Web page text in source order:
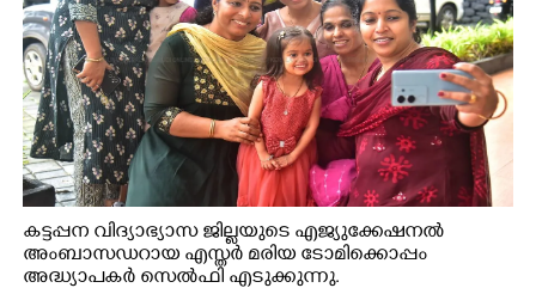
കട്ടപ്പന വിദ്യാഭ്യാസ ജില്ലയുടെ എജ്യുക്കേഷനൽ
അംബാസഡറായ എസ്തർ മരിയ ടോമിക്കൊപ്പം
അദ്ധ്യാപകർ സെൽഫി എടുക്കുന്നു.